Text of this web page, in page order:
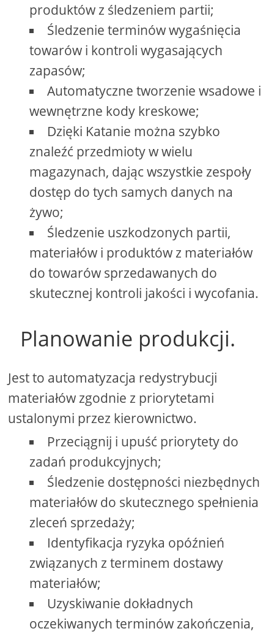
produktów z śledzeniem partii;
Śledzenie terminów wygaśnięcia
towarów i kontroli wygasających
zapasów;
Automatyczne tworzenie wsadowe i
wewnętrzne kody kreskowe;
Dzięki Katanie można szybko
znaleźć przedmioty w wielu
magazynach, dając wszystkie zespoły
dostęp do tych samych danych na
żywo;
Śledzenie uszkodzonych partii,
materiałów i produktów z materiałów
do towarów sprzedawanych do
skutecznej kontroli jakości i wycofania.
Planowanie produkcji.
Jest to automatyzacja redystrybucji
materiałów zgodnie z priorytetami
ustalonymi przez kierownictwo.
Przeciągnij i upuść priorytety do
zadań produkcyjnych;
Śledzenie dostępności niezbędnych
materiałów do skutecznego spełnienia
zleceń sprzedaży;
Identyfikacja ryzyka opóźnień
związanych z terminem dostawy
materiałów;
Uzyskiwanie dokładnych
oczekiwanych terminów zakończenia,